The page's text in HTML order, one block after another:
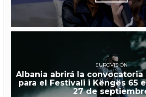
EUROVISIÓN
Albania abrirá la
para el Festivali i Këngës 65
27 de